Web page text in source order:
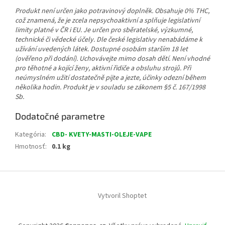
Produkt není určen jako potravinový doplněk. Obsahuje 0% THC,
což znamená, že je zcela nepsychoaktivní a splňuje legislativní
limity platné v ČR i EU. Je určen pro sběratelské, výzkumné,
technické či vědecké účely. Dle české legislativy nenabádáme k
užívání uvedených látek. Dostupné osobám starším 18 let
(ověřeno při dodání). Uchovávejte mimo dosah dětí. Není vhodné
pro těhotné a kojící ženy, aktivní řidiče a obsluhu strojů. Při
neúmyslném užití dostatečně pijte a jezte, účinky odezní během
několika hodin. Produkt je v souladu se zákonem §5 č. 167/1998
Sb.
Dodatočné parametre
Kategória:
CBD- KVETY-MASTI-OLEJE-VAPE
Hmotnosť: 0.1 kg
Vytvoril Shoptet